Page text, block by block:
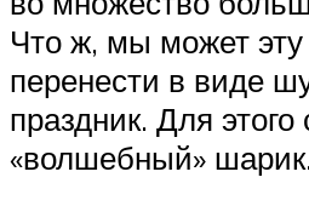
Что ж, мы может
перенести в виде
праздник. Для
«волшебный»